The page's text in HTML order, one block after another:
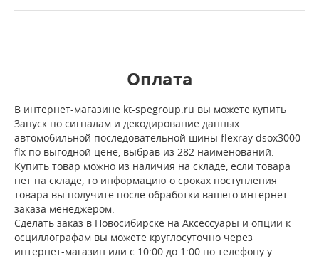
Оплата
В интернет-магазине kt-spegroup.ru вы можете купить
Запуск по сигналам и декодирование данных
автомобильной последовательной шины flexray dsox3000-
flx по выгодной цене, выбрав из 282 наименований.
Купить товар можно из наличия на складе, если товара
нет на складе, то информацию о сроках поступления
товара вы получите после обработки вашего интернет-
заказа менеджером.
Сделать заказ в Новосибирске на Аксессуары и опции к
осциллографам вы можете круглосуточно через
интернет-магазин или с 10:00 до 1:00 по телефону у